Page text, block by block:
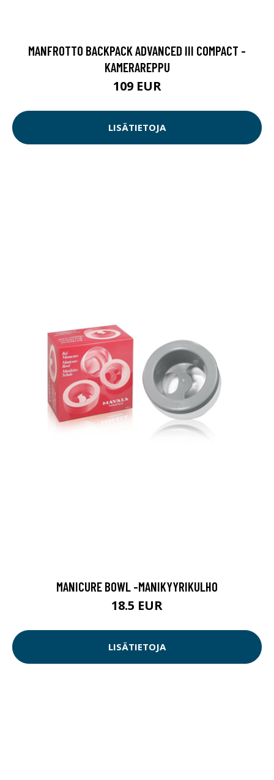
MANFROTTO BACKPACK ADVANCED III COMPACT -
KAMERAREPPU
109 EUR
LISÄTIETOJA
MANICURE BOWL -MANIKYYRIKULHO
18.5 EUR
LISÄTIETOJA